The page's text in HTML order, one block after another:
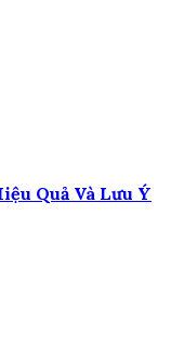
Quả Và Lưu Ý